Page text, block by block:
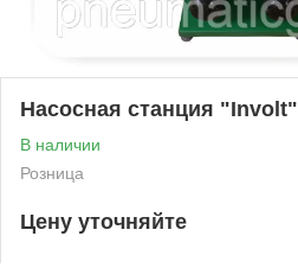
Насосная станция "Involt"
В наличии
Розница
Цену уточняйте